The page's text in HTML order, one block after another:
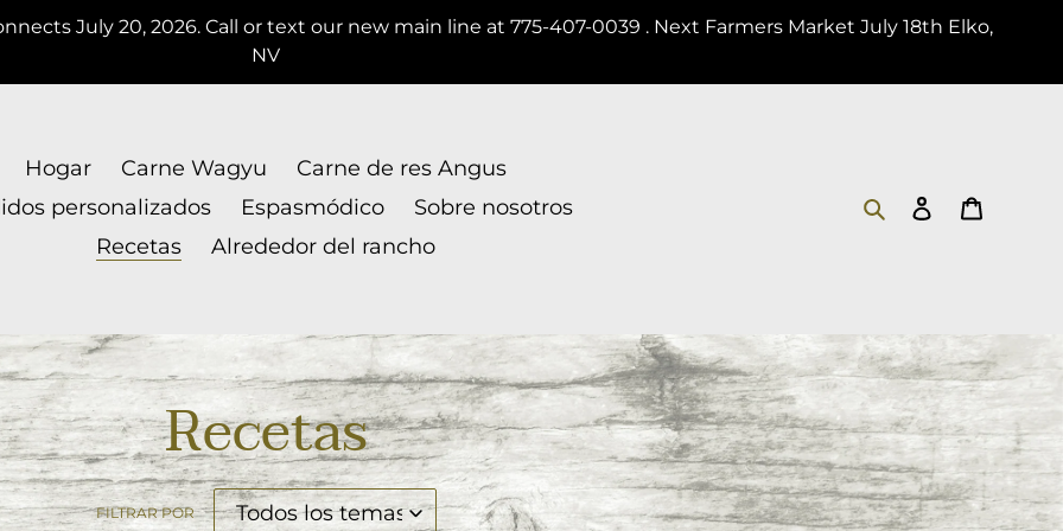
July 20, 2026. Call or text our new main line at 775-407-0039 . Next Farmers Market July 18th Elko,
NV
Hogar Carne Wagyu
Carne de res Angus
personalizados
Espasmódico
Sobre nosotros
Recetas
Alrededor del rancho
BuscarIngresar
Recetas
FILTRAR POR